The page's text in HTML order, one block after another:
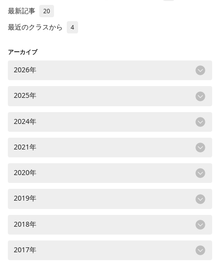
最新記事 20
最近のクラスから 4
アーカイブ
2026年
2025年
2024年
2021年
2020年
2019年
2018年
2017年